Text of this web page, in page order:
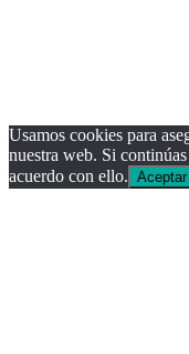
Usamos cookies para
nuestra web. Si
acuerdo con ello. Aceptar